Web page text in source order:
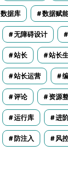
数据库 数据赋
无障碍设计
站长 站长
站长运营
评论 资源
运行库 进
防注入 风